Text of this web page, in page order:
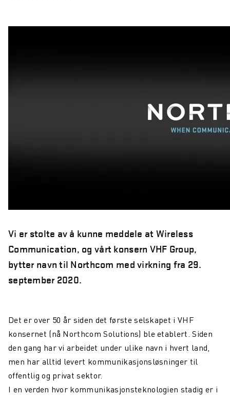
kommunikasjonssystem
SalMar får det mest moderne kommunikasjonssystemet
Vi er stolte av å kunne meddele at Wireless
Communication, og vårt konsern VHF Group,
bytter navn til Northcom med virkning fra 29.
september 2020.
Det er over 50 år siden det første selskapet i VHF
konsernet (nå Northcom Solutions) ble etablert. Siden
den gang har vi arbeidet under ulike navn i hvert land,
men har alltid levert kommunikasjonsløsninger til
offentlig og privat sektor.
I en verden hvor kommunikasjonsteknologien stadig er i